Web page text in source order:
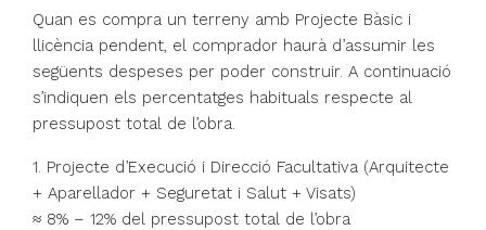
Quan es compra un terreny amb Projecte Bàsic i
llicència pendent, el comprador haurà d’assumir les
següents despeses per poder construir. A continuació
s’indiquen els percentatges habituals respecte al
pressupost total de l’obra.
1. Projecte d’Execució i Direcció Facultativa (Arquitecte
+ Aparellador + Seguretat i Salut + Visats)
≈ 8% – 12% del pressupost total de l’obra